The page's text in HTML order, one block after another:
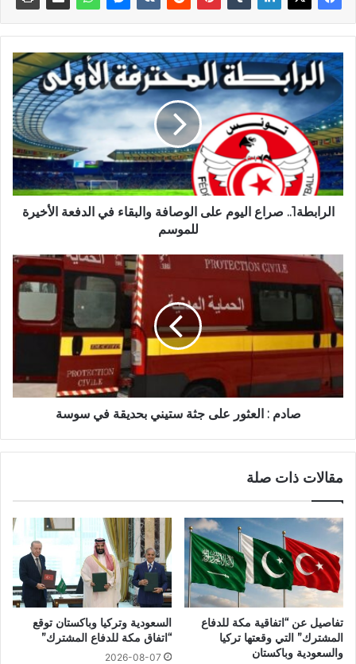
الرابطة1.. صراع اليوم على الوصافة والبقاء في الدفعة الأخيرة
للموسم
صادم : العثور على جثة ستيني بحديقة في سوسة
مقالات ذات صلة
تفاصيل عن “اتفاقية مكة للدفاع
المشترك” التي وقعتها تركيا
والسعودية وباكستان
السعودية وتركيا وباكستان توقع
“اتفاق مكة للدفاع المشترك”
2026-08-07